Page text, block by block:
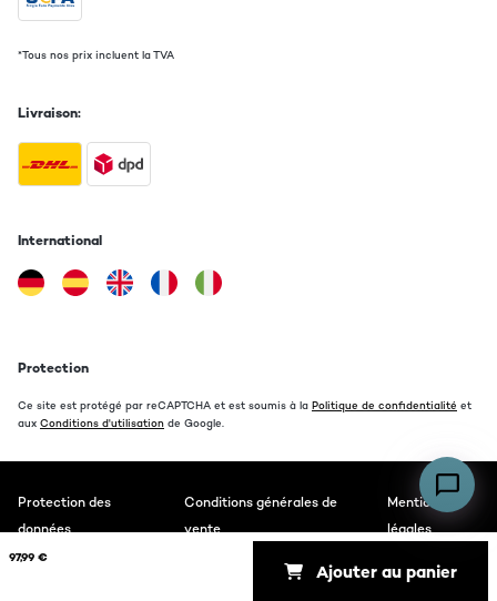
97,99 €
Ajouter au panier
*Tous nos prix incluent la TVA
Livraison:
International
Protection
Ce site est protégé par reCAPTCHA et est soumis à la Politique de confidentialité et
aux Conditions d'utilisation de Google.
Protection des
données
Conditions générales de
vente
Mentions
légales
Copyright © 2026 auna. All rights reserved